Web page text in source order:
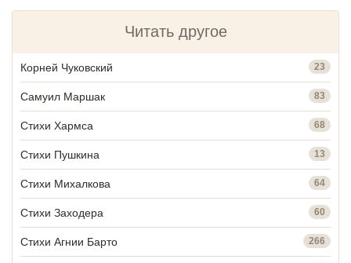
Читать другое
Корней Чуковский 23
Самуил Маршак 83
Стихи Хармса 68
Стихи Пушкина 13
Стихи Михалкова 64
Стихи Заходера 60
Стихи Агнии Барто 266